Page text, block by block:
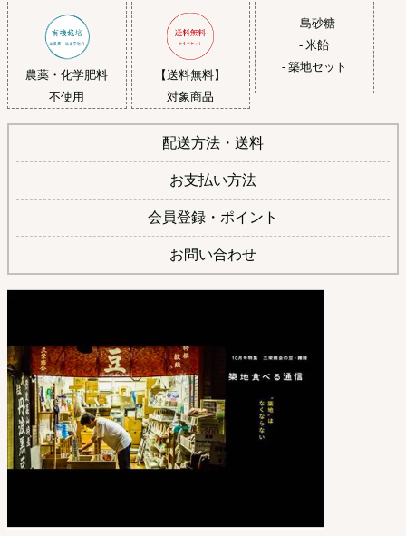
農薬・化学肥料
不使用
【送料無料】
対象商品
- 島砂糖
- 米飴
- 築地セット
配送方法・送料
お支払い方法
会員登録・ポイント
お問い合わせ